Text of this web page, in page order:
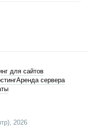
2026
для сайтов
Аренда сервера